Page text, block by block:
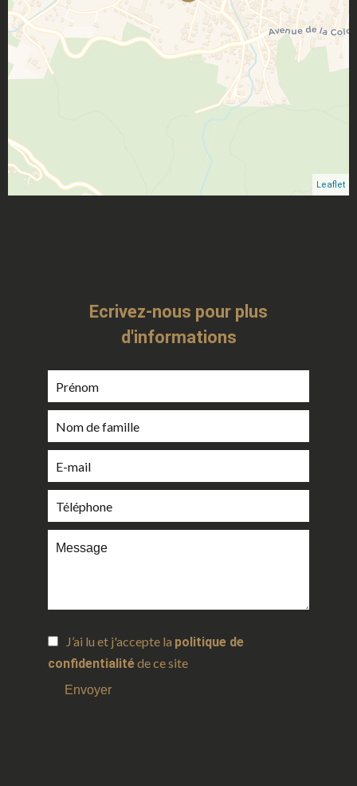
Leaflet
Ecrivez-nous pour plus
d'informations
J’ai lu et j'accepte la politique de
confidentialitéde ce site
Envoyer